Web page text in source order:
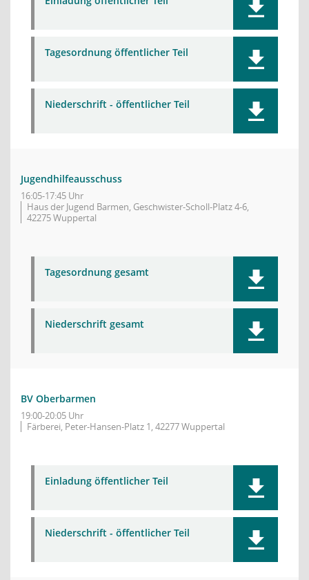
Tagesordnung öffentlicher Teil
Niederschrift - öffentlicher Teil
Jugendhilfeausschuss
16:05-17:45 Uhr
Haus der Jugend Barmen, Geschwister-Scholl-Platz 4-6,
42275 Wuppertal
Tagesordnung gesamt
Niederschrift gesamt
BV Oberbarmen
19:00-20:05 Uhr
Färberei, Peter-Hansen-Platz 1, 42277 Wuppertal
Einladung öffentlicher Teil
Niederschrift - öffentlicher Teil